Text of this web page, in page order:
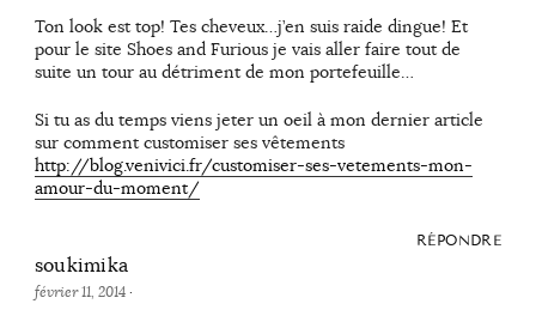
Ton look est top! Tes cheveux…j’en suis raide dingue! Et
pour le site Shoes and Furious je vais aller faire tout de
suite un tour au détriment de mon portefeuille…
Si tu as du temps viens jeter un oeil à mon dernier article
sur comment customiser ses vêtements
http://blog.venivici.fr/customiser-ses-vetements-mon-
amour-du-moment/
RÉPONDRE
soukimika
février 11, 2014·